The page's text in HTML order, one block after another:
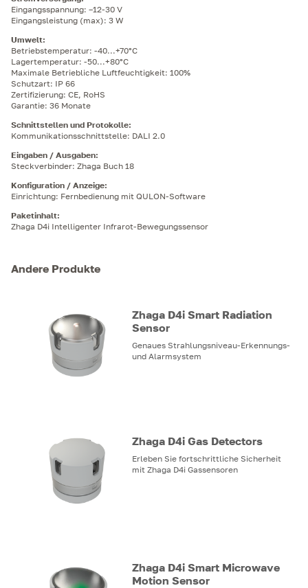
Eingangsspannung: –12-30 V
Eingangsleistung (max): 3 W
Umwelt:
Betriebstemperatur: -40...+70°C
Lagertemperatur: -50...+80°C
Maximale Betriebliche Luftfeuchtigkeit: 100%
Schutzart: IP 66
Zertifizierung: CE, RoHS
Garantie: 36 Monate
Schnittstellen und Protokolle:
Kommunikationsschnittstelle: DALI 2.0
Eingaben / Ausgaben:
Steckverbinder: Zhaga Buch 18
Konfiguration / Anzeige:
Einrichtung: Fernbedienung mit QULON-Software
Paketinhalt:
Zhaga D4i Intelligenter Infrarot-Bewegungssensor
Andere Produkte
Zhaga D4i Smart Radiation
Sensor
Genaues Strahlungsniveau-Erkennungs-
und Alarmsystem
Zhaga D4i Gas Detectors
Erleben Sie fortschrittliche Sicherheit
mit Zhaga D4i Gassensoren
Zhaga D4i Smart Microwave
Motion Sensor